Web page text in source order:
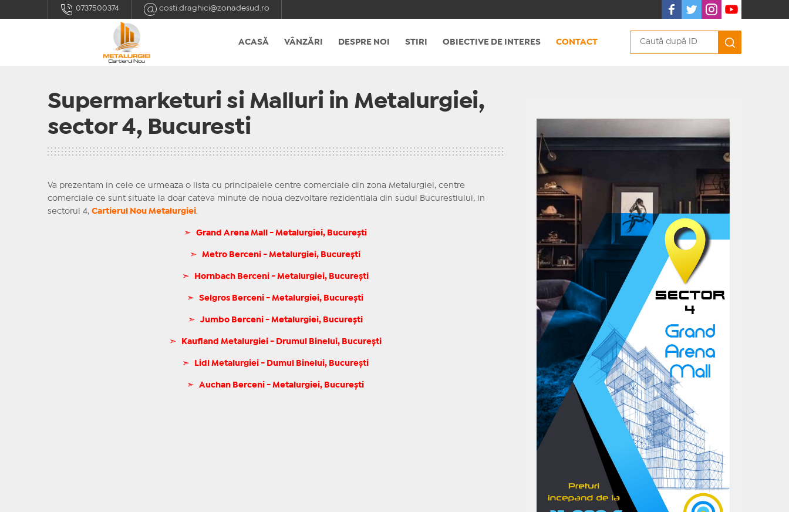
0737500374 costi.draghici@zonadesud.ro
ACASĂ VÂNZĂRI DESPRE NOI STIRI OBIECTIVE DE INTERES CONTACT
Supermarketuri si Malluri in Metalurgiei,
sector 4, Bucuresti
Va prezentam in cele ce urmeaza o lista cu principalele centre comerciale din zona Metalurgiei, centre
comerciale ce sunt situate la doar cateva minute de noua dezvoltare rezidentiala din sudul Bucurestiului, in
sectorul 4, Cartierul Nou Metalurgiei.
➣ Grand Arena Mall - Metalurgiei, București
➣Metro Berceni - Metalurgiei, București
➣ Hornbach Berceni - Metalurgiei, București
➣Selgros Berceni - Metalurgiei, București
➣ Jumbo Berceni - Metalurgiei, București
➣ Kaufland Metalurgiei - Drumul Binelui, București
➣ Lidl Metalurgiei - Dumul Binelui, București
➣ Auchan Berceni - Metalurgiei, București